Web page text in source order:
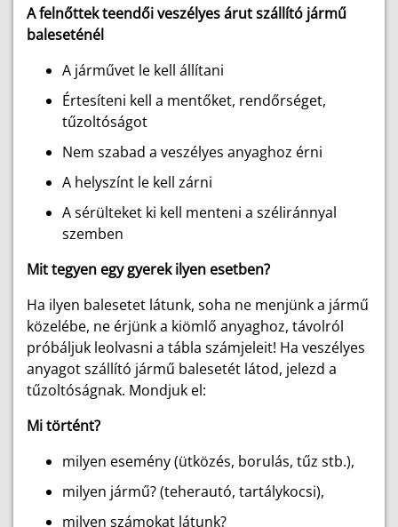
A felnőttek teendői veszélyes árut szállító jármű
baleseténél
A járművet le kell állítani
Értesíteni kell a mentőket, rendőrséget,
tűzoltóságot
Nem szabad a veszélyes anyaghoz érni
A helyszínt le kell zárni
A sérülteket ki kell menteni a széliránnyal
szemben
Mit tegyen egy gyerek ilyen esetben?
Ha ilyen balesetet látunk, soha ne menjünk a jármű
közelébe, ne érjünk a kiömlő anyaghoz, távolról
próbáljuk leolvasni a tábla számjeleit! Ha veszélyes
anyagot szállító jármű balesetét látod, jelezd a
tűzoltóságnak. Mondjuk el:
Mi történt?
milyen esemény (ütközés, borulás, tűz stb.),
milyen jármű? (teherautó, tartálykocsi),
milyen számokat látunk?